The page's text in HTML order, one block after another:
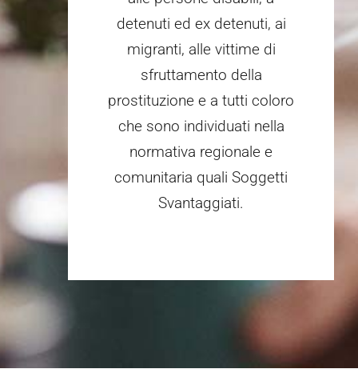
detenuti ed ex detenuti, ai
migranti, alle vittime di
sfruttamento della
prostituzione e a tutti coloro
che sono individuati nella
normativa regionale e
comunitaria quali Soggetti
Svantaggiati.